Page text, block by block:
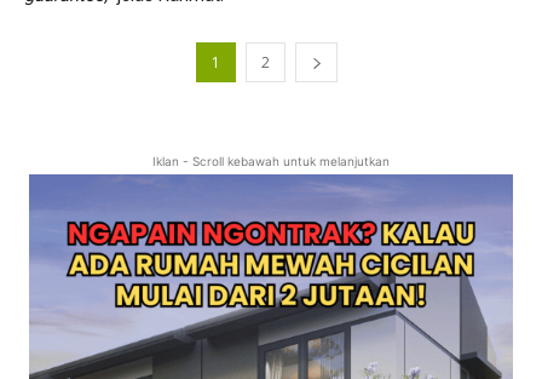
1 2
Iklan - Scroll kebawah untuk melanjutkan